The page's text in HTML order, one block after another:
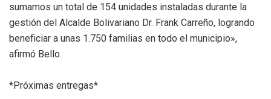
sumamos un total de 154 unidades instaladas durante la
gestión del Alcalde Bolivariano Dr. Frank Carreño, logrando
beneficiar a unas 1.750 familias en todo el municipio»,
afirmó Bello.
*Próximas entregas*